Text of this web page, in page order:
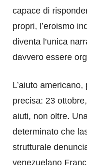
capace di
propri, l’eroismo
diventa l’unica
davvero essere
L’aiuto
precisa: 23
aiuti, non oltre.
determinato che
strutturale
venezuelano